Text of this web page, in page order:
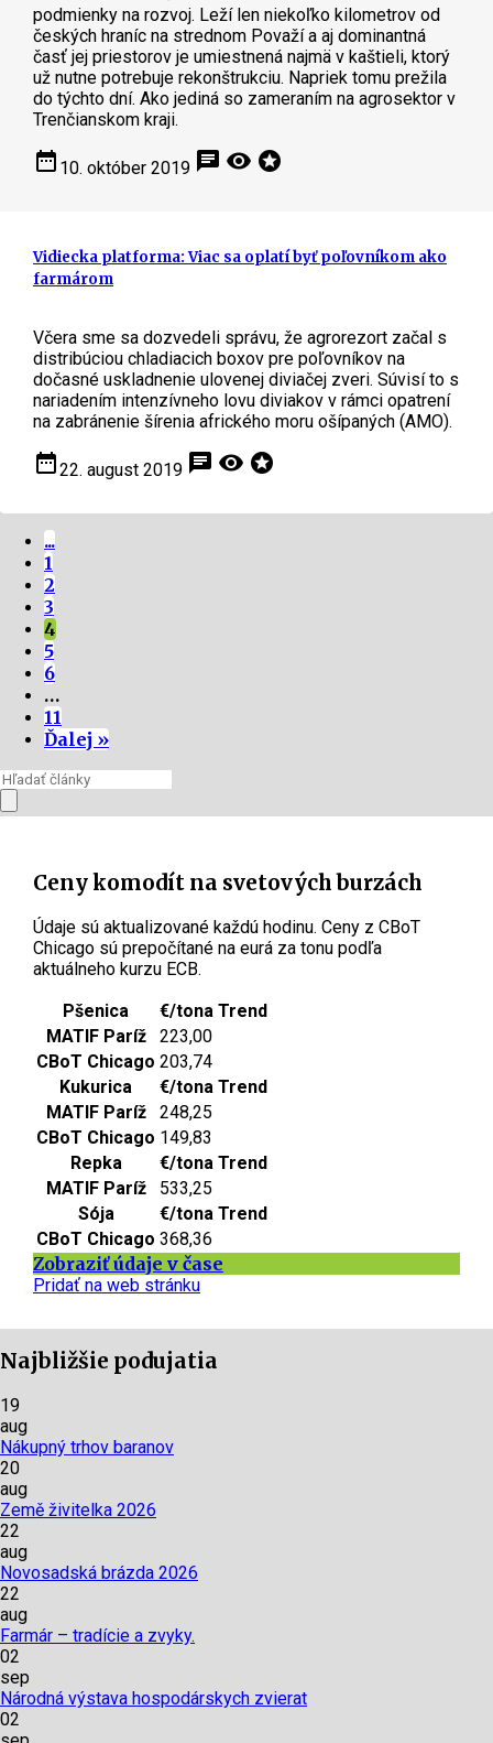
podmienky na rozvoj. Leží len niekoľko kilometrov od
českých hraníc na strednom Považí a aj dominantná
časť jej priestorov je umiestnená najmä v kaštieli, ktorý
už nutne potrebuje rekonštrukciu. Napriek tomu prežila
do týchto dní. Ako jediná so zameraním na agrosektor v
Trenčianskom kraji.
date_range 10. október 2019 chat visibility stars
Vidiecka platforma: Viac sa oplatí byť poľovníkom ako
farmárom
Včera sme sa dozvedeli správu, že agrorezort začal s
distribúciou chladiacich boxov pre poľovníkov na
dočasné uskladnenie ulovenej diviačej zveri. Súvisí to s
nariadením intenzívneho lovu diviakov v rámci opatrení
na zabránenie šírenia afrického moru ošípaných (AMO).
date_range22. august 2019 chat visibility stars
...
1
2
3
4
5
6
…
11
Ďalej »
Ceny komodít na svetových burzách
Údaje sú aktualizované každú hodinu. Ceny z CBoT
Chicago sú prepočítané na eurá za tonu podľa
aktuálneho kurzu ECB.
Pšenica
€/tona Trend
MATIF Paríž
223,00
CBoT Chicago 203,74
Kukurica
€/tona Trend
MATIF Paríž
248,25
CBoT Chicago 149,83
Repka
€/tona Trend
MATIF Paríž
533,25
Sója
€/tona Trend
CBoT Chicago 368,36
Zobraziť údaje v čase
Pridať na web stránku
Najbližšie podujatia
19
aug
Nákupný trhov baranov
20
aug
Země živitelka 2026
22
aug
Novosadská brázda 2026
22
aug
Farmár – tradície a zvyky.
02
sep
Národná výstava hospodárskych zvierat
02